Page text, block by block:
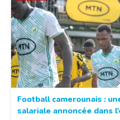
Football camerounais :
salariale annoncée dans